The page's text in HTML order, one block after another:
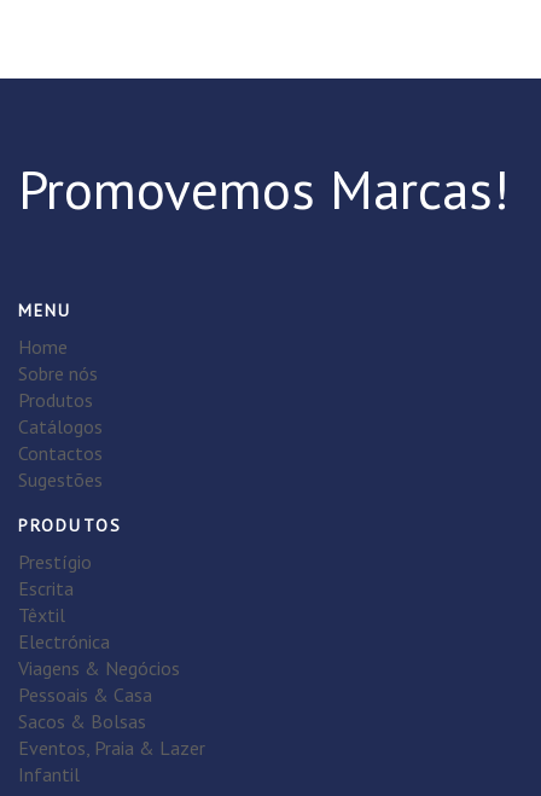
Promovemos Marcas!
MENU
Home
Sobre nós
Produtos
Catálogos
Contactos
Sugestões
PRODUTOS
Prestígio
Escrita
Têxtil
Electrónica
Viagens & Negócios
Pessoais & Casa
Sacos & Bolsas
Eventos, Praia & Lazer
Infantil